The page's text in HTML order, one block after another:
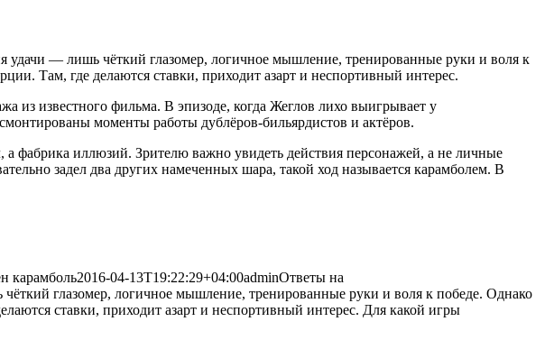
— лишь чёткий глазомер, логичное мышление, тренированные руки и воля к
Там, где делаются ставки, приходит азарт и неспортивный интерес.
из известного фильма. В эпизоде, когда Жеглов лихо выигрывает у
моменты работы дублёров-бильярдистов и актёров.
иллюзий. Зрителю важно увидеть действия персонажей, а не личные
задел два других намеченных шара, такой ход называется карамболем. В
карамболь2016-04-13T19:22:29+04:00adminОтветы на
глазомер, логичное мышление, тренированные руки и воля к победе. Однако
ставки, приходит азарт и неспортивный интерес. Для какой игры